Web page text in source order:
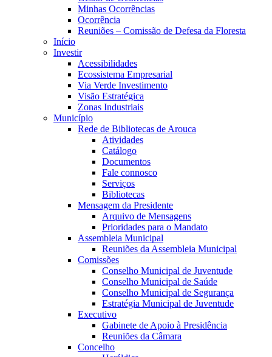
Minhas Ocorrências
Ocorrência
Reuniões – Comissão de Defesa da Floresta
Início
Investir
Acessibilidades
Ecossistema Empresarial
Via Verde Investimento
Visão Estratégica
Zonas Industriais
Município
Rede de Bibliotecas de Arouca
Atividades
Catálogo
Documentos
Fale connosco
Serviços
Bibliotecas
Mensagem da Presidente
Arquivo de Mensagens
Prioridades para o Mandato
Assembleia Municipal
Reuniões da Assembleia Municipal
Comissões
Conselho Municipal de Juventude
Conselho Municipal de Saúde
Conselho Municipal de Segurança
Estratégia Municipal de Juventude
Executivo
Gabinete de Apoio à Presidência
Reuniões da Câmara
Concelho